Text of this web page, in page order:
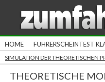
HOME FÜHRERSCHEINTEST
SIMULATION DER THEORETISCHEN
THEORETISCHE